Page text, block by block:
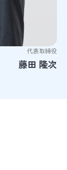
代表取締役
藤田 隆次